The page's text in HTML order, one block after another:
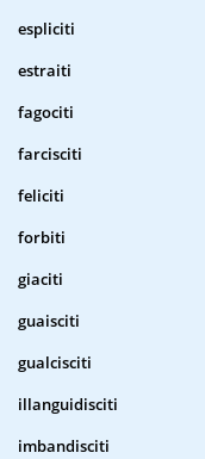
espliciti
estraiti
fagociti
farcisciti
feliciti
forbiti
giaciti
guaisciti
gualcisciti
illanguidisciti
imbandisciti